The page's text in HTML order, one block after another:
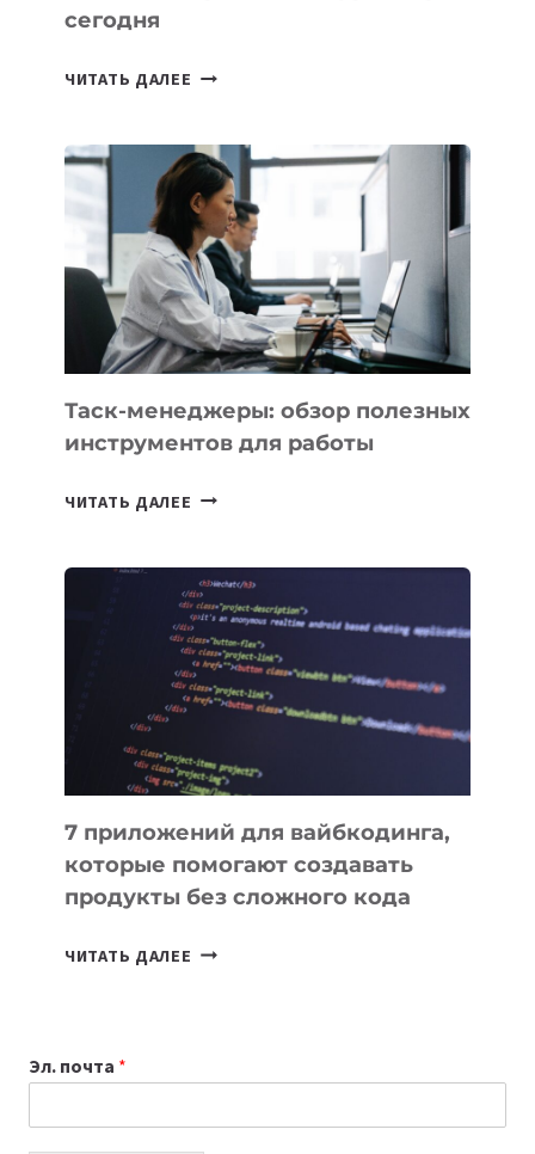
сегодня
ЧИТАТЬ ДАЛЕЕ ИИ-
БИЗНЕСА:
КАКИЕ
3
ЗАДАЧИ
ЕМУ
МОЖНО
ПОРУЧИТЬ
УЖЕ
Таск-менеджеры: обзор полезных
инструментов для работы
ЧИТАТЬ ДАЛЕЕ ТАСК-
ПОЛЕЗНЫХ
ИНСТРУМЕНТОВ
ДЛЯ
РАБОТЫ
7 приложений для вайбкодинга,
которые помогают создавать
продукты без сложного кода
ЧИТАТЬ ДАЛЕЕ 7
СОЗДАВАТЬ
Эл. почта *